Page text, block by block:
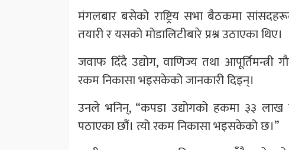
मंगलबार बसेको राष्ट्रिय सभा बैठकमा
तयारी र यसको मोडालिटीबारे प्रश्न उठाएका थिए।
जवाफ दिँदै उद्योग, वाणिज्य तथा
रकम निकासा भइसकेको जानकारी दिइन्।
उनले भनिन्, “कपडा उद्योगको हकमा ३३ लाख
पठाएका छौं। त्यो रकम निकासा भइसकेको छ।”